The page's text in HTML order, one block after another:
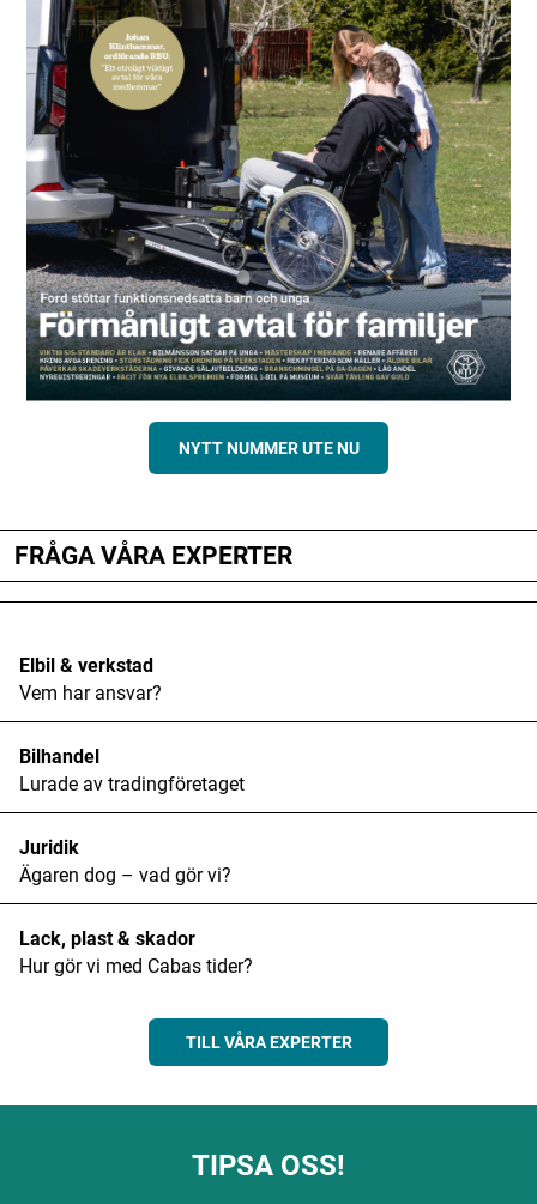
NYTT NUMMER UTE NU
FRÅGA VÅRA EXPERTER
Elbil & verkstad
Vem har ansvar?
Bilhandel
Lurade av tradingföretaget
Juridik
Ägaren dog – vad gör vi?
Lack, plast & skador
Hur gör vi med Cabas tider?
TILL VÅRA EXPERTER
TIPSA OSS!